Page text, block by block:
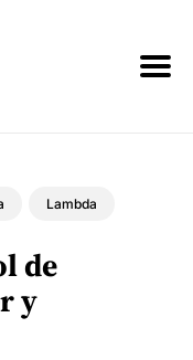
Lambda
de
y